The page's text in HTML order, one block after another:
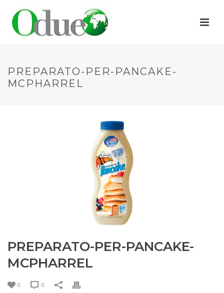
PREPARATO-PER-PANCAKE-
MCPHARREL
PREPARATO-PER-PANCAKE-
MCPHARREL
0 0